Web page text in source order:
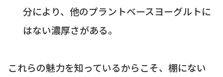
分により、他のプラントベースヨーグルトに
はない濃厚さがある。
これらの魅力を知っているからこそ、棚にない